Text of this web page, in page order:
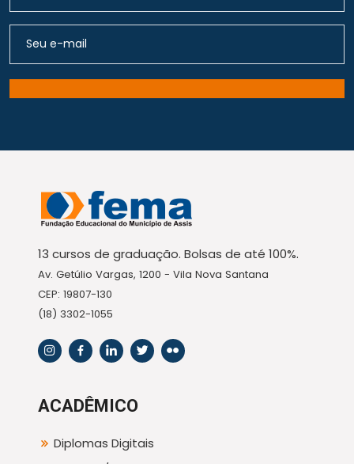
13 cursos de graduação. Bolsas de até 100%.
Av. Getúlio Vargas, 1200 - Vila Nova Santana
CEP: 19807-130
(18) 3302-1055
ACADÊMICO
Diplomas Digitais